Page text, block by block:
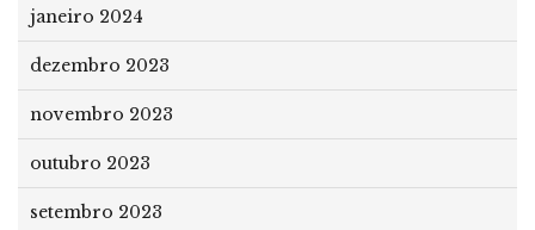
janeiro 2024
dezembro 2023
novembro 2023
outubro 2023
setembro 2023